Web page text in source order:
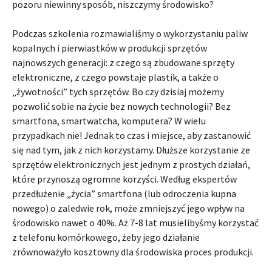
pozoru niewinny sposób, niszczymy środowisko?
Podczas szkolenia rozmawialiśmy o wykorzystaniu paliw
kopalnych i pierwiastków w produkcji sprzętów
najnowszych generacji: z czego są zbudowane sprzęty
elektroniczne, z czego powstaje plastik, a także o
„żywotności” tych sprzętów. Bo czy dzisiaj możemy
pozwolić sobie na życie bez nowych technologii? Bez
smartfona, smartwatcha, komputera? W wielu
przypadkach nie! Jednak to czas i miejsce, aby zastanowić
się nad tym, jak z nich korzystamy. Dłuższe korzystanie ze
sprzętów elektronicznych jest jednym z prostych działań,
które przynoszą ogromne korzyści. Według ekspertów
przedłużenie „życia” smartfona (lub odroczenia kupna
nowego) o zaledwie rok, może zmniejszyć jego wpływ na
środowisko nawet o 40%. Aż 7-8 lat musielibyśmy korzystać
z telefonu komórkowego, żeby jego działanie
zrównoważyło kosztowny dla środowiska proces produkcji.